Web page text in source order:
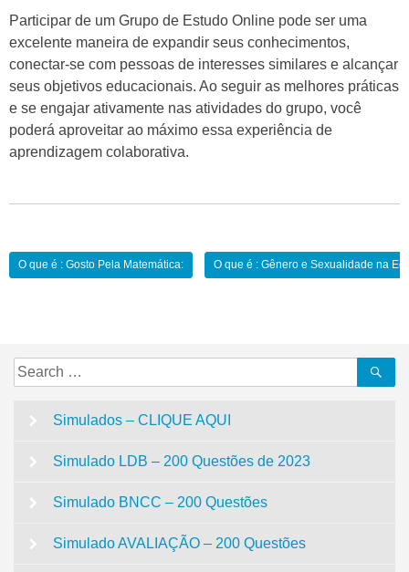
Participar de um Grupo de Estudo Online pode ser uma
excelente maneira de expandir seus conhecimentos,
conectar-se com pessoas de interesses similares e alcançar
seus objetivos educacionais. Ao seguir as melhores práticas
e se engajar ativamente nas atividades do grupo, você
poderá aproveitar ao máximo essa experiência de
aprendizagem colaborativa.
Navegação
O que é : Gosto Pela Matemática: O que é : Gênero e Sexualidade na
Search
for:
Simulados – CLIQUE AQUI
Simulado LDB – 200 Questões de 2023
Simulado BNCC – 200 Questões
Simulado AVALIAÇÃO – 200 Questões